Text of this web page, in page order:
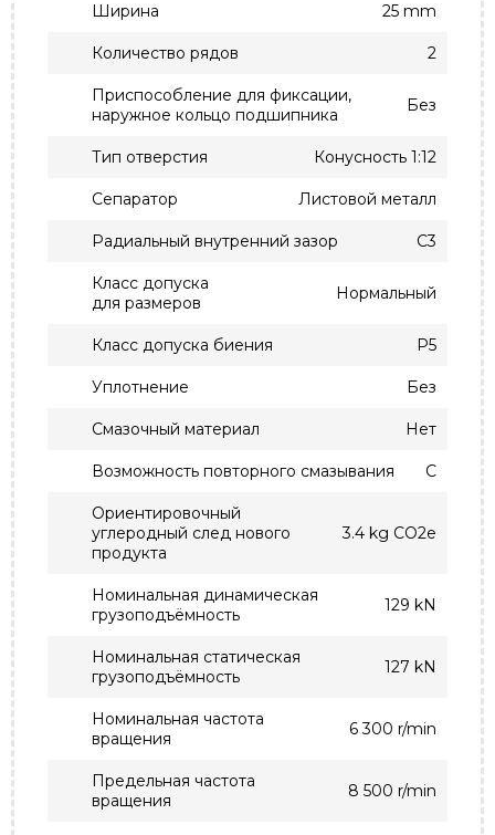
Ширина 25 mm
Количество рядов 2
Приспособление для фиксации,
наружное кольцо подшипника
Без
Тип отверстия Конусность 1:12
Сепаратор Листовой металл
Радиальный внутренний зазор C3
Класс допуска
для размеров
Нормальный
Класс допуска биения P5
Уплотнение Без
Смазочный материал Нет
Возможность повторного смазывания С
Ориентировочный
углеродный след нового
продукта
3.4 kg CO2e
Номинальная динамическая
грузоподъёмность
129 kN
Номинальная статическая
грузоподъёмность
127 kN
Номинальная частота
вращения
6 300 r/min
Предельная частота
вращения
8 500 r/min